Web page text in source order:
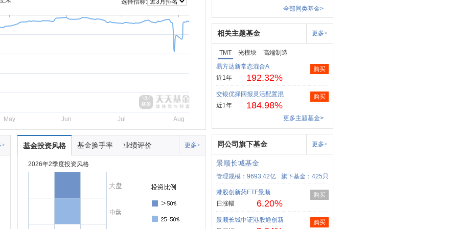
选择指标:
May Jun Jul Aug
> 基金投资风格 基金换手率 业绩评价 更多>
2026年2季度投资风格
全部同类基金>
相关主题基金 更多>
TMT 光模块
高端制造
易方达新常态混合A
近1年
192.32%
购买
交银优择回报灵活配置混
近1年
184.98%
购买
更多主题基金>
同公司旗下基金 更多>
景顺长城基金
管理规模：9693.42亿 旗下基金：425只
港股创新药ETF景顺
日涨幅
6.20%
购买
景顺长城中证港股通创新
购买